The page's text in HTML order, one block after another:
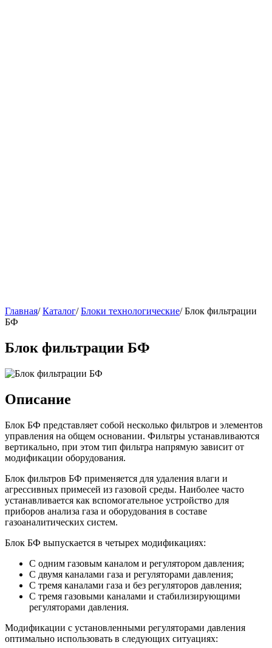
Главная/ Каталог/ Блоки технологические/ Блок фильтрации
БФ
Блок фильтрации БФ
Описание
Блок БФ представляет собой несколько фильтров и элементов
управления на общем основании. Фильтры устанавливаются
вертикально, при этом тип фильтра напрямую зависит от
модификации оборудования.
Блок фильтров БФ применяется для удаления влаги и
агрессивных примесей из газовой среды. Наиболее часто
устанавливается как вспомогательное устройство для
приборов анализа газа и оборудования в составе
газоаналитических систем.
Блок БФ выпускается в четырех модификациях:
С одним газовым каналом и регулятором давления;
С двумя каналами газа и регуляторами давления;
С тремя каналами газа и без регуляторов давления;
С тремя газовыми каналами и стабилизирующими
регуляторами давления.
Модификации с установленными регуляторами давления
оптимально использовать в следующих ситуациях: